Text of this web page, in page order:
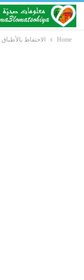
Home الاحتفاظ بالأطباق